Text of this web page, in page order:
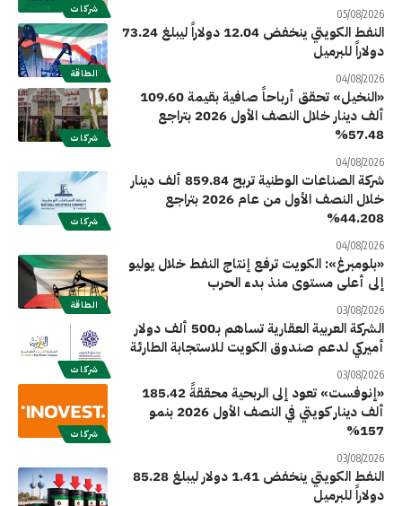
شركات 05/08/2026
الطاقة
النفط الكويتي ينخفض 12.04 دولاراً ليبلغ 73.24
دولاراً للبرميل
04/08/2026
شركات
«النخيل» تحقق أرباحاً صافية بقيمة 109.60
ألف دينار خلال النصف الأول 2026 بتراجع
57.48%
04/08/2026
شركات
شركة الصناعات الوطنية تربح 859.84 ألف دينار
خلال النصف الأول من عام 2026 بتراجع
44.208%
04/08/2026
الطاقة
«بلومبرغ»: الكويت ترفع إنتاج النفط خلال يوليو
إلى أعلى مستوى منذ بدء الحرب
03/08/2026
شركات
الشركة العربية العقارية تساهم بـ500 ألف دولار
أميركي لدعم صندوق الكويت للاستجابة الطارئة
03/08/2026
شركات
«إنوفست» تعود إلى الربحية محققةً 185.42
ألف دينار كويتي في النصف الأول 2026 بنمو
157%
03/08/2026
النفط الكويتي ينخفض 1.41 دولار ليبلغ 85.28
دولاراً للبرميل